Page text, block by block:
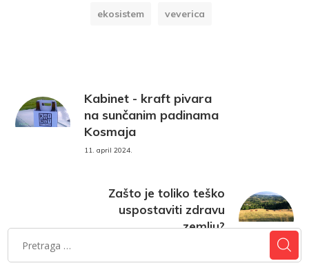
ekosistem veverica
Kabinet - kraft pivara
na sunčanim padinama
Kosmaja
11. april 2024.
Zašto je toliko teško
uspostaviti zdravu
zemlju?